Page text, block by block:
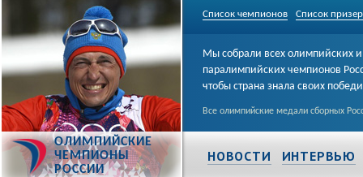
Список чемпионов Список
ОЛИМПИЙСКИЕ
ЧЕМПИОНЫ
РОССИИ
Мы собрали всех олимпийских и
паралимпийских чемпионов
чтобы страна знала своих
Все олимпийские медали сборных
НОВОСТИ ИНТЕРВЬЮ